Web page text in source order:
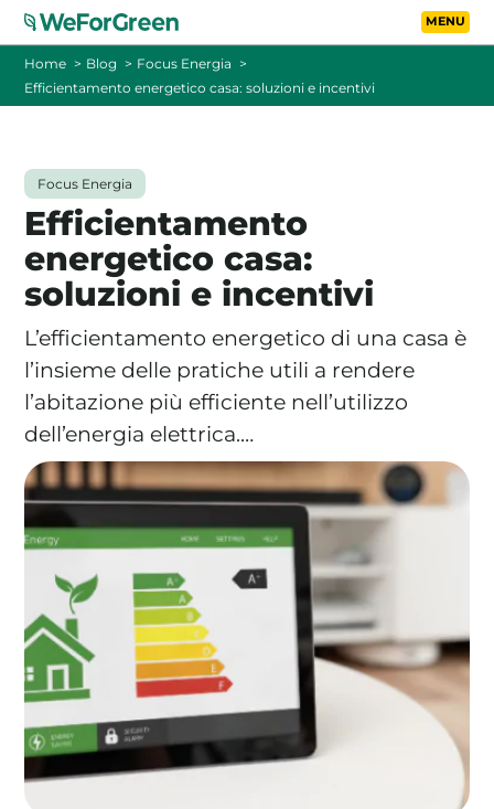
Vai al contenuto
La tua cooperativa energetica sostenibile
Area Soci
Aderisci a WeForGreen
TARIFFE
FOTOVOLTAICO A DISTANZA
FAQ
CONTATTI
PASSA A WEFORGREEN
Home Blog
Focus Energia
Efficientamento energetico casa: soluzioni e incentivi
Focus Energia
Efficientamento
energetico casa:
soluzioni e incentivi
L’efficientamento energetico di una casa è
l’insieme delle pratiche utili a rendere
l’abitazione più efficiente nell’utilizzo
dell’energia elettrica.…